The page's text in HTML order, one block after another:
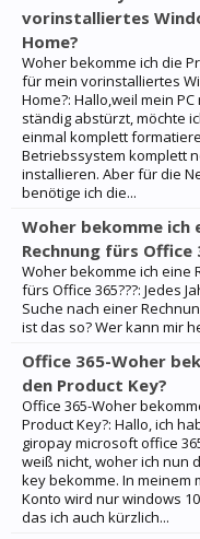
vorinstalliertes
Home?
Woher bekomme ich die
für mein vorinstalliertes
Home?: Hallo,weil mein
ständig abstürzt, möchte
einmal komplett
Betriebssystem komplett
installieren. Aber für die
benötige ich die...
Woher bekomme ich
Rechnung fürs Office
Woher bekomme ich eine
fürs Office 365???: Jedes
Suche nach einer
ist das so? Wer kann mir
Office 365-Woher
den Product Key?
Office 365-Woher
Product Key?: Hallo, ich
giropay microsoft office
weiß nicht, woher ich nun
key bekomme. In meinem
Konto wird nur windows
das ich auch kürzlich...